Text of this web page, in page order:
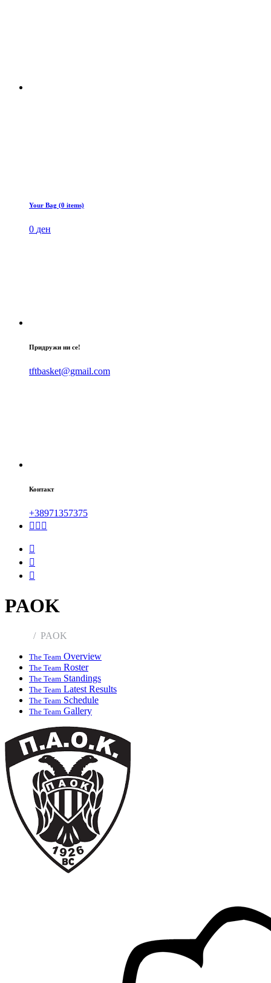
Your Bag (0 items)
0 ден
Придружи ни се!
tftbasket@gmail.com
Контакт
+38971357375
PAOK
PAOK
The Team Overview
The Team Roster
The Team Standings
The Team Latest Results
The Team Schedule
The Team Gallery